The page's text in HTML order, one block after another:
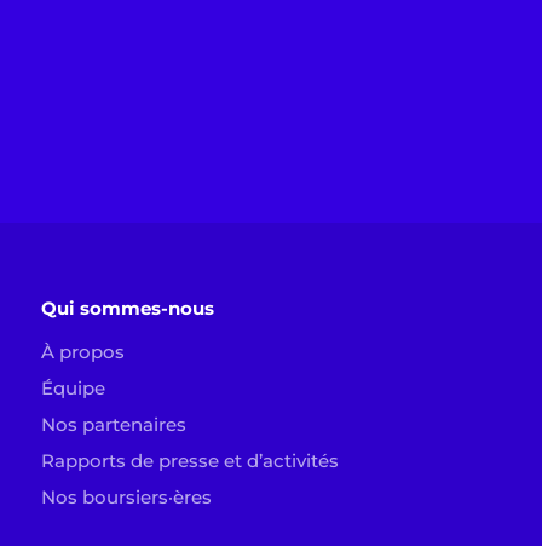
Qui sommes-nous
À propos
Équipe
Nos partenaires
Rapports de presse et d’activités
Nos boursiers·ères